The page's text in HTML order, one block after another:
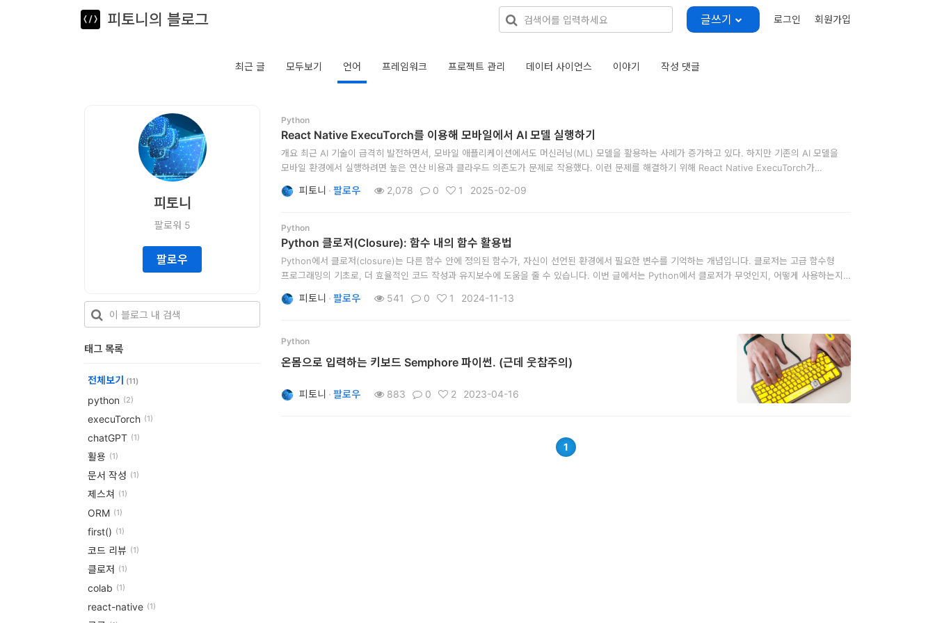
피토니의 블로그 글쓰기 로그인 회원가입
최근 글 모두보기 언어 프레임워크 프로젝트 관리 데이터 사이언스 이야기 작성 댓글
피토니
팔로워 5
팔로우
태그 목록
전체보기 (11)
python (2)
execuTorch (1)
chatGPT (1)
활용 (1)
문서 작성 (1)
제스쳐 (1)
ORM (1)
first() (1)
코드 리뷰 (1)
클로저 (1)
colab (1)
react-native (1)
Python
React Native ExecuTorch를 이용해 모바일에서 AI 모델 실행하기
개요 최근 AI 기술이 급격히 발전하면서, 모바일 애플리케이션에서도 머신러닝(ML) 모델을 활용하는 사례가 증가하고 있다. 하지만 기존의 AI 모델을
모바일 환경에서 실행하려면 높은 연산 비용과 클라우드 의존도가 문제로 작용했다. 이런 문제를 해결하기 위해 React Native ExecuTorch가
피토니 · 팔로우 2,078 0 1 2025-02-09
Python
Python 클로저(Closure): 함수 내의 함수 활용법
Python에서 클로저(closure)는 다른 함수 안에 정의된 함수가, 자신이 선언된 환경에서 필요한 변수를 기억하는 개념입니다. 클로저는 고급 함수형
프로그래밍의 기초로, 더 효율적인 코드 작성과 유지보수에 도움을 줄 수 있습니다. 이번 글에서는 Python에서 클로저가 무엇인지, 어떻게 사용하는지,
피토니 · 팔로우 541 0 1 2024-11-13
Python
온몸으로 입력하는 키보드 Semphore 파이썬. (근데 웃참주의)
피토니 · 팔로우 883 0 2 2023-04-16
1